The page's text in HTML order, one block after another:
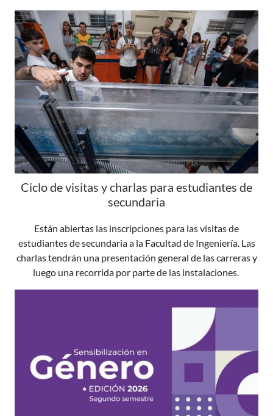
Ciclo de visitas y charlas para estudiantes de
secundaria
Están abiertas las inscripciones para las visitas de
estudiantes de secundaria a la Facultad de Ingeniería. Las
charlas tendrán una presentación general de las carreras y
luego una recorrida por parte de las instalaciones.